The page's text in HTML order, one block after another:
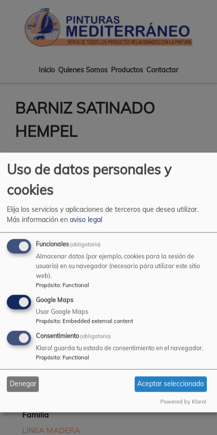
contenido
principal
Main
Inicio Quienes Somos Productos Contactar
BARNIZ SATINADO
HEMPEL
Ficha
PDS HEMPEL'S BARNIZ SATINADO 027E0 es-
ES.pdf (153.77 KB)
Contiene filtro solar. Clasificado grupo e) según
Familia
LINEA MADERA
Uso de datos personales y
cookies
Elija los servicios y aplicaciones de terceros que desea utilizar.
Más información en aviso legal
Funcionales (obligatorio)
Almacenar datos (por ejemplo, cookies para la sesión de
usuario) en su navegador (necesario para utilizar este sitio
web).
Propósito: Functional
Google Maps
Usar Google Maps
Propósito: Embedded external content
Consentimiento (obligatorio)
Klaro! guarda tu estado de consentimiento en el navegador.
Propósito: Functional
Denegar Aceptar seleccionado
Powered by Klaro!